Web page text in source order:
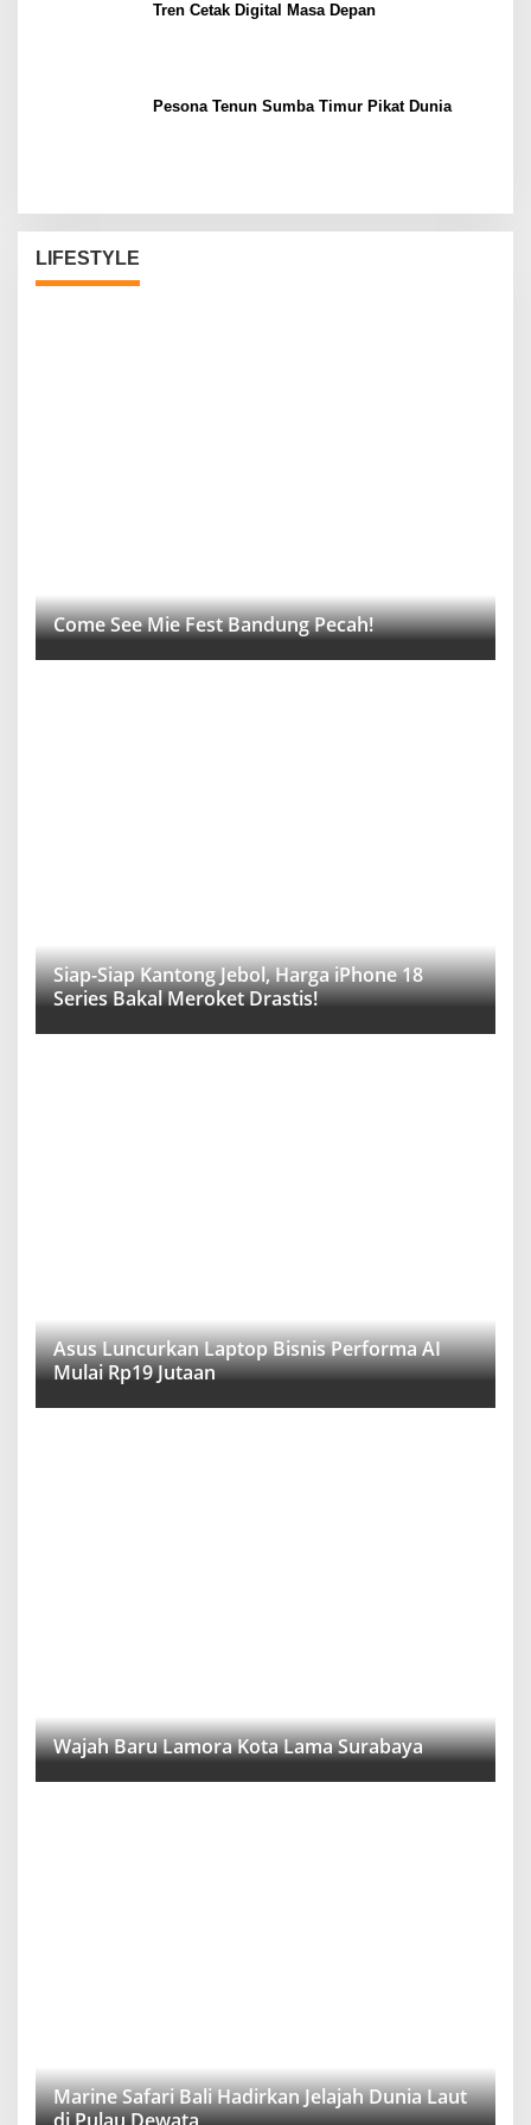
Tren Cetak Digital Masa Depan
Pesona Tenun Sumba Timur Pikat Dunia
LIFESTYLE
Come See Mie Fest Bandung Pecah!
Siap-Siap Kantong Jebol, Harga iPhone 18
Series Bakal Meroket Drastis!
Asus Luncurkan Laptop Bisnis Performa AI
Mulai Rp19 Jutaan
Wajah Baru Lamora Kota Lama Surabaya
Marine Safari Bali Hadirkan Jelajah Dunia Laut